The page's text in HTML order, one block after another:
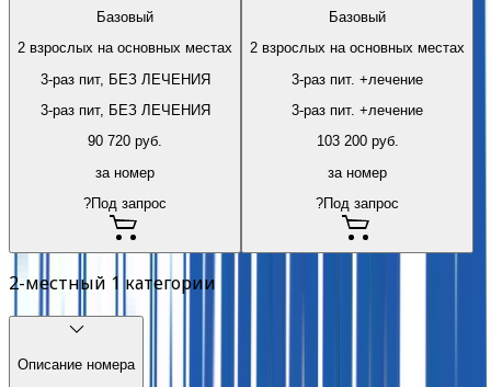
Базовый
2 взрослых на основных местах
3-раз пит, БЕЗ ЛЕЧЕНИЯ
3-раз пит, БЕЗ ЛЕЧЕНИЯ
90 720 руб.
за номер
?Под запрос
Базовый
2 взрослых на основных местах
3-раз пит. +лечение
3-раз пит. +лечение
103 200 руб.
за номер
?Под запрос
2-местный 1 категории
Описание номера